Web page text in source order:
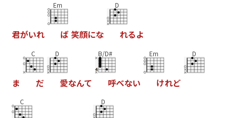
君がいれ
Em
ば 笑顔にな
D
れるよ
ま
C
だ
D
愛なんて
B/D#
呼べない
Em
けれど
D
C D